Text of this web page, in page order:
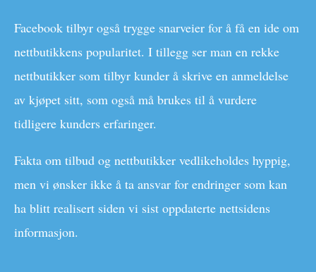
Facebook tilbyr også trygge snarveier for å få en ide om
nettbutikkens popularitet. I tillegg ser man en rekke
nettbutikker som tilbyr kunder å skrive en anmeldelse
av kjøpet sitt, som også må brukes til å vurdere
tidligere kunders erfaringer.
Fakta om tilbud og nettbutikker vedlikeholdes hyppig,
men vi ønsker ikke å ta ansvar for endringer som kan
ha blitt realisert siden vi sist oppdaterte nettsidens
informasjon.